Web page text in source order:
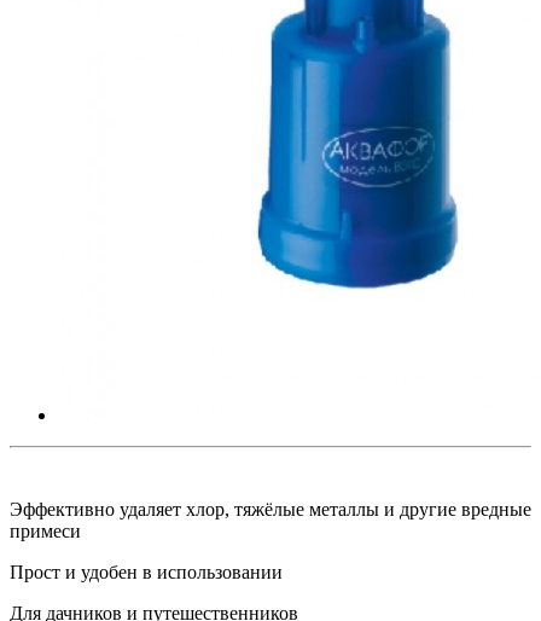
Эффективно удаляет хлор, тяжёлые металлы и другие вредные
примеси
Прост и удобен в использовании
Для дачников и путешественников